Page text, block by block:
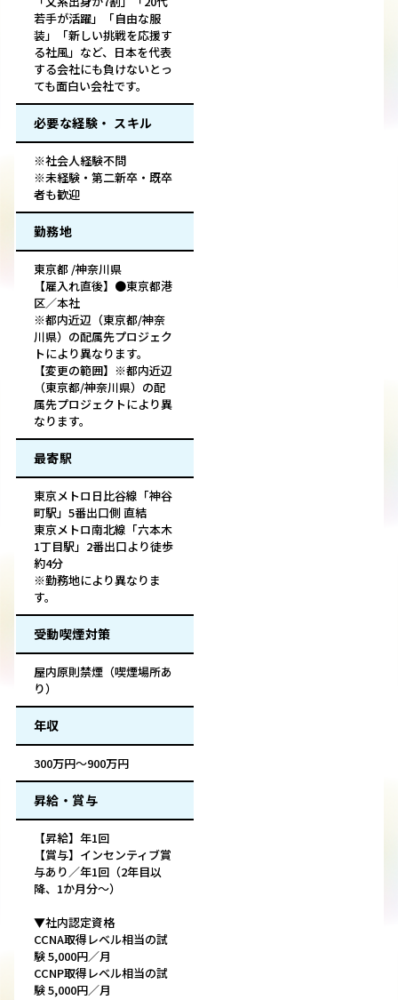
若手が活躍」「自由な服
装」「新しい挑戦を応援す
る社風」など、日本を代表
する会社にも負けないとっ
ても面白い会社です。
必要な経験・ スキル
※社会人経験不問
※未経験・第二新卒・既卒
者も歓迎
勤務地
東京都 /神奈川県
【雇入れ直後】●東京都港
区／本社
※都内近辺（東京都/神奈
川県）の配属先プロジェク
トにより異なります。
【変更の範囲】※都内近辺
（東京都/神奈川県）の配
属先プロジェクトにより異
なります。
最寄駅
東京メトロ日比谷線「神谷
町駅」5番出口側 直結
東京メトロ南北線「六本木
1丁目駅」2番出口より徒歩
約4分
※勤務地により異なりま
す。
受動喫煙対策
屋内原則禁煙（喫煙場所あ
り）
年収
300万円～900万円
昇給・賞与
【昇給】年1回
【賞与】インセンティブ賞
与あり／年1回（2年目以
降、1か月分～）
▼社内認定資格
CCNA取得レベル相当の試
験 5,000円／月
CCNP取得レベル相当の試
験 5,000円／月